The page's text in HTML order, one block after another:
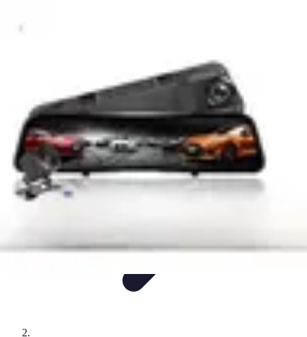
Streaming